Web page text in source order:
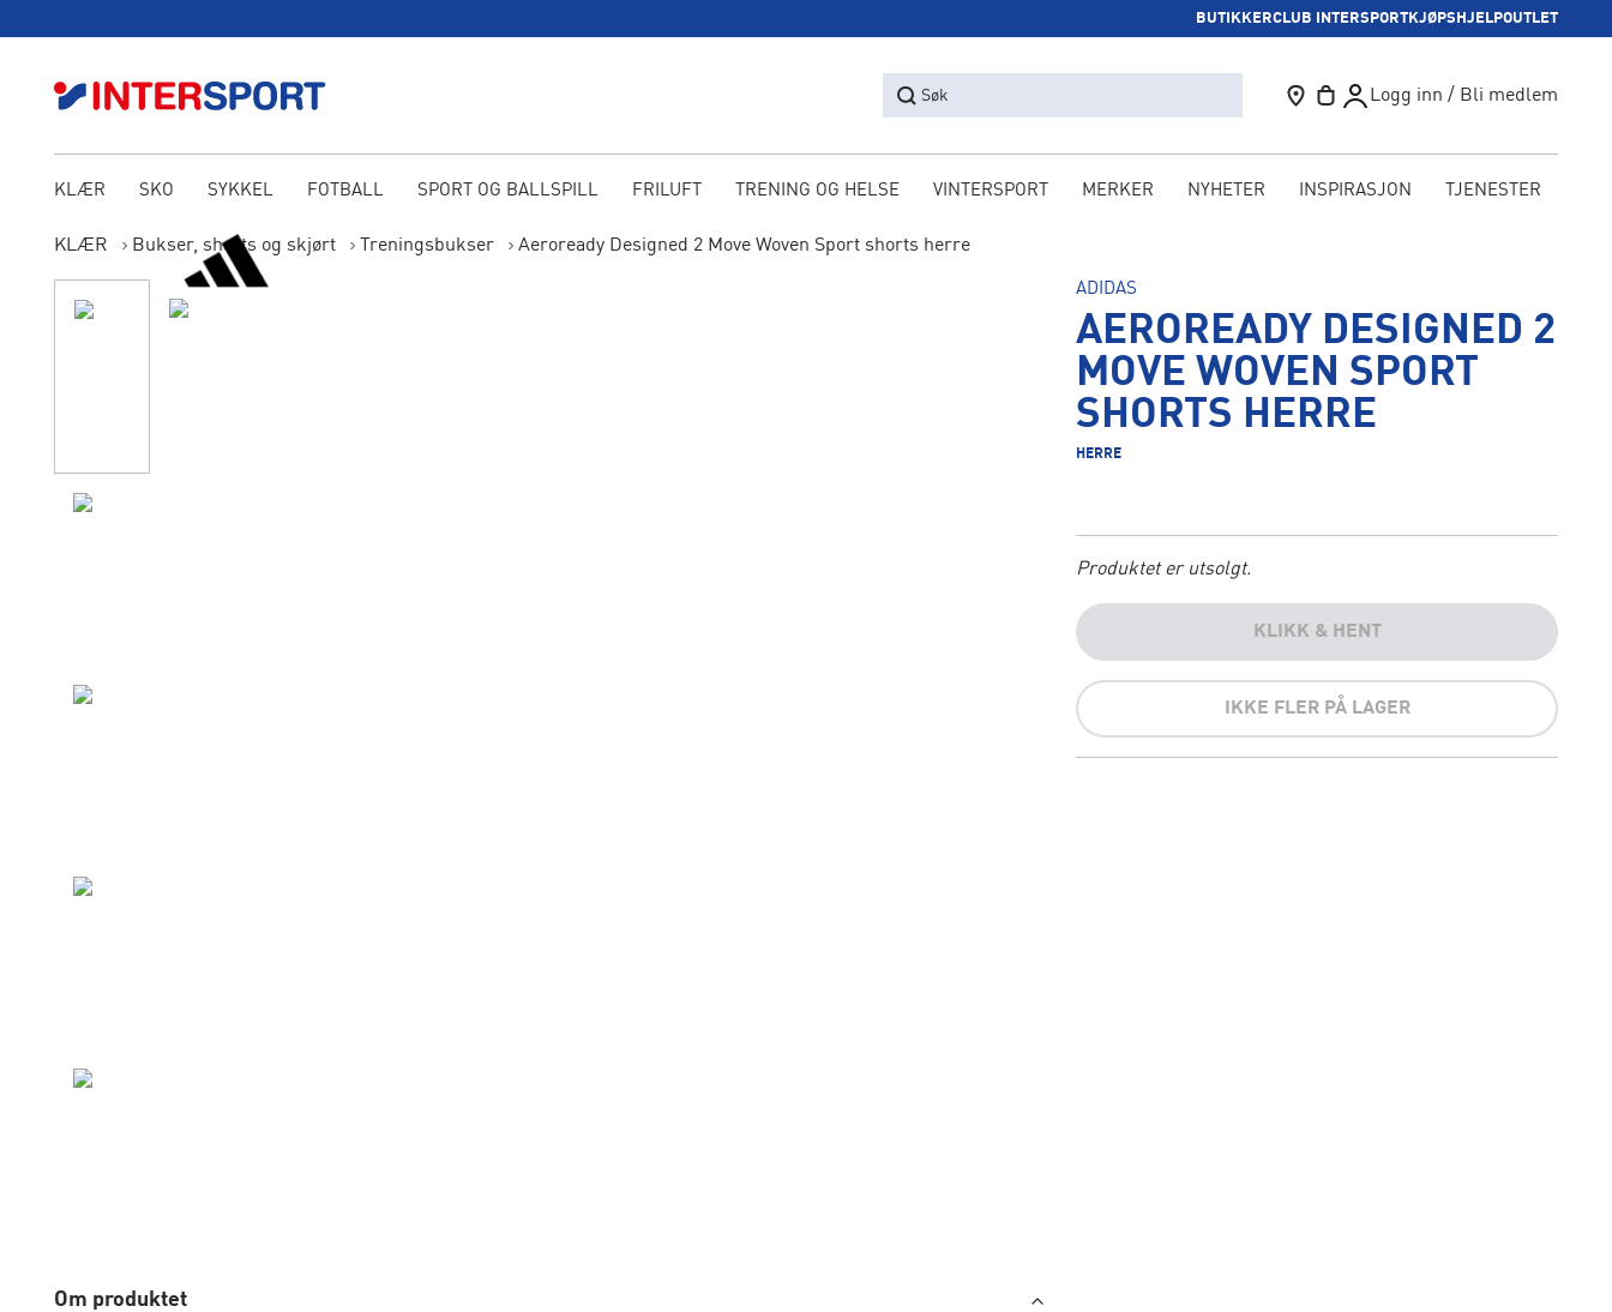
BUTIKKERCLUB INTERSPORTKJØPSHJELPOUTLET
Søk Logg inn / Bli medlem
KLÆR SKO SYKKEL FOTBALL SPORT OG BALLSPILL FRILUFT TRENING OG HELSE VINTERSPORT MERKER NYHETER INSPIRASJON TJENESTER
KLÆR Bukser, shorts og skjørt Treningsbukser Aeroready Designed 2 Move Woven Sport shorts herre
Om produktet
ADIDAS
AEROREADY DESIGNED 2
MOVE WOVEN SPORT
SHORTS HERRE
HERRE
Produktet er utsolgt.
KLIKK & HENT
IKKE FLER PÅ LAGER